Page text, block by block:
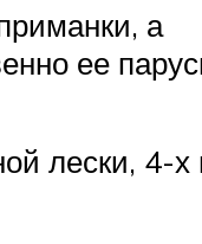
а
ее
лески, 4-